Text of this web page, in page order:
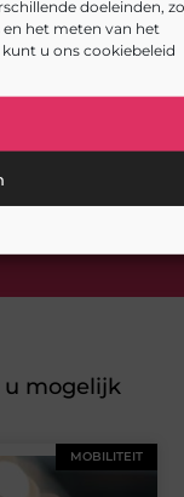
doeleinden,
het meten van het
u ons cookiebeleid
die wij
je
en blijf goed
u mogelijk
MOBILITEIT